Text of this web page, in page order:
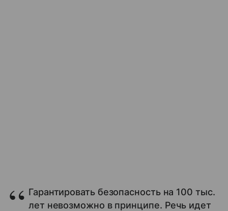
Гарантировать безопасность на 100 тыс.
лет невозможно в принципе. Речь идет